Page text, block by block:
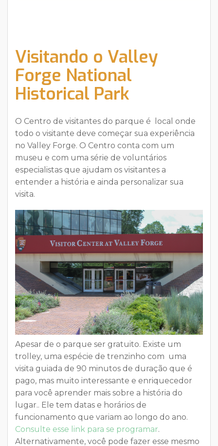
Visitando o Valley
Forge National
Historical Park
O Centro de visitantes do parque é local onde
todo o visitante deve começar sua experiência
no Valley Forge. O Centro conta com um
museu e com uma série de voluntários
especialistas que ajudam os visitantes a
entender a história e ainda personalizar sua
visita.
Apesar de o parque ser gratuito. Existe um
trolley, uma espécie de trenzinho com uma
visita guiada de 90 minutos de duração que é
pago, mas muito interessante e enriquecedor
para você aprender mais sobre a história do
lugar.. Ele tem datas e horários de
funcionamento que variam ao longo do ano.
Consulte esse link para se programar.
Alternativamente, você pode fazer esse mesmo